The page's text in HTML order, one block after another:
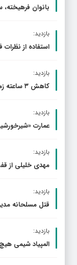
بانوان
بازدید:
استفاده از نظرات
بازدید:
کاهش ۳ ساعته زمان سفر با تکمیل محور قزوین- الموت- تنکابن
بازدید:
عمارت
بازدید:
مهدی خلیلی از
بازدید:
قتل مسلحانه
بازدید:
المپیاد شیمی هیچ